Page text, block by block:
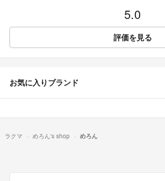
5.0
評価を見る
お気に入りブランド
ラクマ めろん's shop めろん